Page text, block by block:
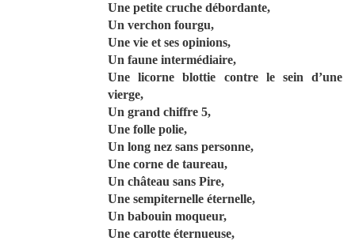
Une petite cruche débordante,
Un verchon fourgu,
Une vie et ses opinions,
Un faune intermédiaire,
Une licorne blottie contre le sein d’une
vierge,
Un grand chiffre 5,
Une folle polie,
Un long nez sans personne,
Une corne de taureau,
Un château sans Pire,
Une sempiternelle éternelle,
Un babouin moqueur,
Une carotte éternueuse,